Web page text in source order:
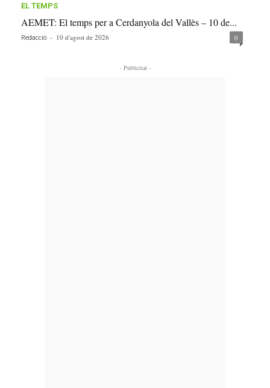
EL TEMPS
AEMET: El temps per a Cerdanyola del Vallès – 10 de...
Redacció - 10 d'agost de 2026 0
- Publicitat -